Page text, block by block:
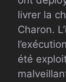
livrer la
Charon.
été